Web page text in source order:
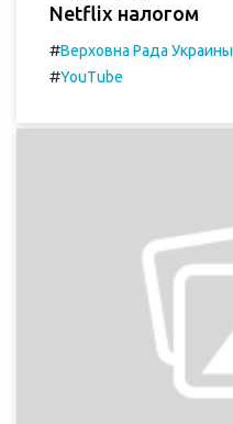
Netflix налогом
#Верховна Рада Украины
#YouTube